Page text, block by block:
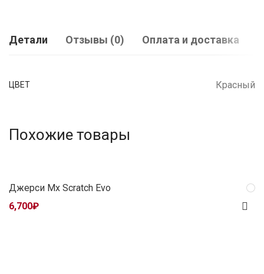
Детали Отзывы (0) Оплата и доставка
ЦВЕТ Красный
Похожие товары
Джерси Mx Scratch Evo
6,700₽